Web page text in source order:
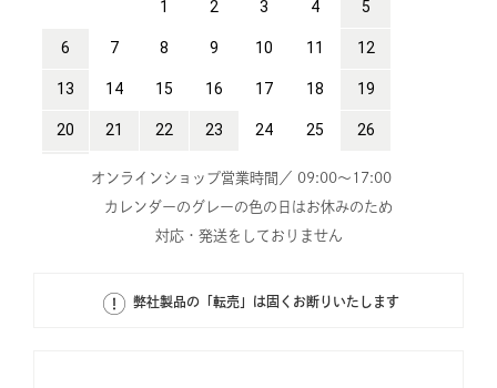
オンラインショップ営業時間／ 09:00～17:00
カレンダーのグレーの色の日はお休みのため
対応・発送をしておりません
弊社製品の「転売」は固くお断りいたします